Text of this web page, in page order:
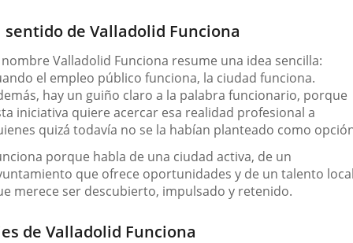
sentido de Valladolid Funciona
nombre Valladolid Funciona resume una idea sencilla:
el empleo público funciona, la ciudad funciona.
hay un guiño claro a la palabra funcionario, porque
iniciativa quiere acercar esa realidad profesional a
quizá todavía no se la habían planteado como
porque habla de una ciudad activa, de un
que ofrece oportunidades y de un talento
merece ser descubierto, impulsado y retenido.
de Valladolid Funciona